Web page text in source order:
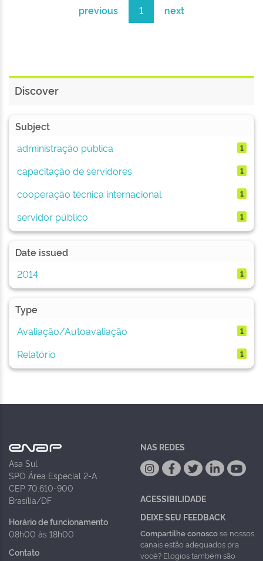
previous 1 next
Discover
Subject
administração pública
1
capacitação de servidores 1
cooperação técnica internacional 1
servidor público 1
Date issued
2014
1
Type
Avaliação/Autoavaliação
1
Relatório 1
Asa Sul
SPO Área Especial 2-A
CEP 70.610-900
Brasília/DF
Horário de funcionamento
08h00 às 18h00
Contato
NAS REDES
ACESSIBILIDADE
DEIXE SEU FEEDBACK
Compartilhe conoscose nossos
canais estão adequados pra
você? Elogios também são